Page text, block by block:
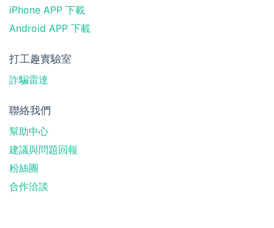
iPhone APP 下載
Android APP 下載
打工趣實驗室
詐騙雷達
聯絡我們
幫助中心
建議與問題回報
粉絲團
合作洽談